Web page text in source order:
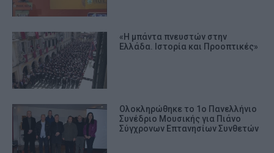
«Η μπάντα πνευστών στην
Ελλάδα. Ιστορία και Προοπτικές»
Ολοκληρώθηκε το 1ο Πανελλήνιο
Συνέδριο Μουσικής για Πιάνο
Σύγχρονων Επτανησίων Συνθετών